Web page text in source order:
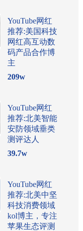
YouTube网红
推荐:美国科技
网红高互动数
码产品合作博
主
209w
YouTube网红
推荐:北美智能
安防领域垂类
测评达人
39.7w
YouTube网红
推荐:北美中坚
科技消费领域
kol博主，专注
苹果生态评测